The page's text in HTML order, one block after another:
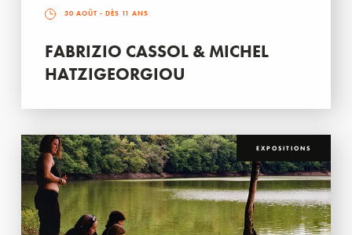
30 AOÛT - DÈS 11 ANS
FABRIZIO CASSOL & MICHEL
HATZIGEORGIOU
EXPOSITIONS